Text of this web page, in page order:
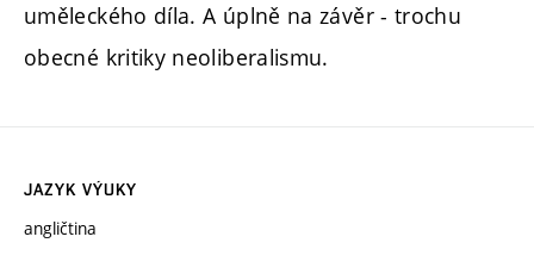
uměleckého díla. A úplně na závěr - trochu
obecné kritiky neoliberalismu.
JAZYK VÝUKY
angličtina